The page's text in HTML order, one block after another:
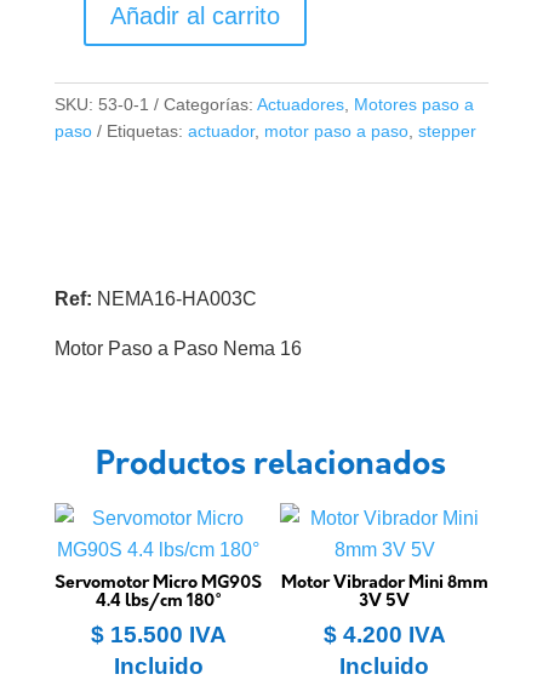
a
Añadir al carrito
SKU: 53-0-1 Categorías: Actuadores, Motores paso a
paso
Etiquetas: actuador, motor paso a paso, stepper
Ref: NEMA16-HA003C
Motor Paso a Paso Nema 16
Productos relacionados
Servomotor Micro MG90S
4.4 lbs/cm 180°
$15.500 IVA
Incluido
Motor Vibrador Mini 8mm
3V 5V
$4.200 IVA
Incluido